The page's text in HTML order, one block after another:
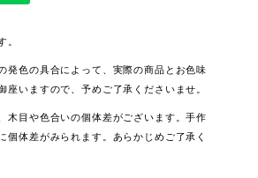
。
発色の具合によって、実際の商品とお色味
座いますので、予めご了承くださいませ。
木目や色合いの個体差がございます。手作
個体差がみられます。あらかじめご了承く